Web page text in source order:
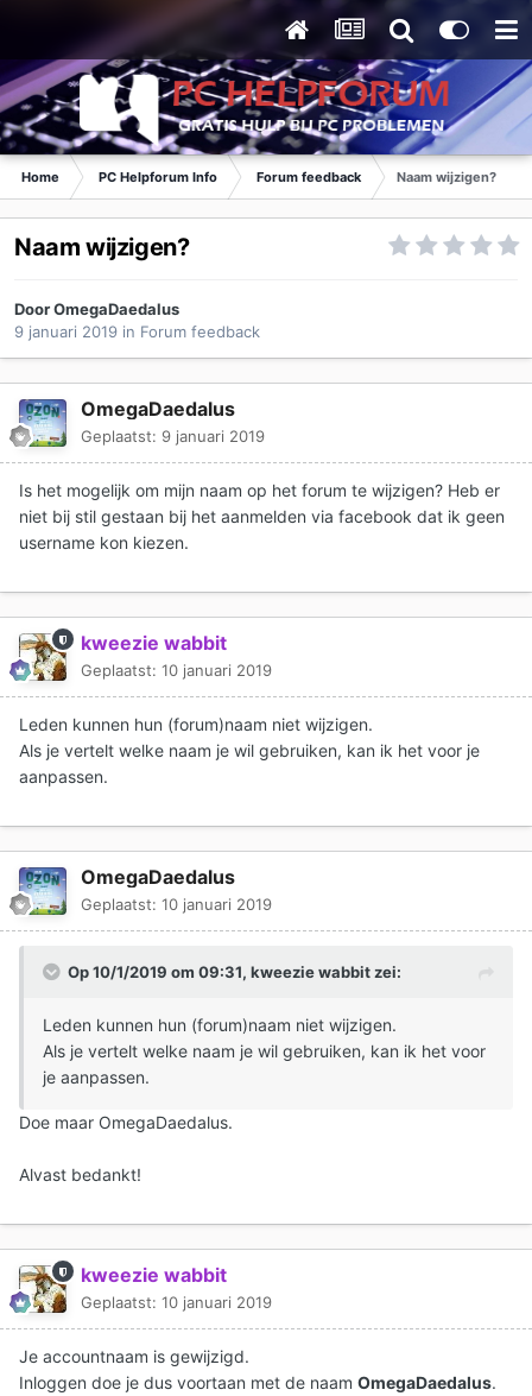
Home PC Helpforum Info Forum feedback Naam wijzigen?
Naam wijzigen?
DoorOmegaDaedalus
9 januari 2019 in Forum feedback
OmegaDaedalus
Geplaatst: 9 januari 2019
Is het mogelijk om mijn naam op het forum te wijzigen? Heb er
niet bij stil gestaan bij het aanmelden via facebook dat ik geen
username kon kiezen.
kweezie wabbit
Geplaatst: 10 januari 2019
Leden kunnen hun (forum)naam niet wijzigen.
Als je vertelt welke naam je wil gebruiken, kan ik het voor je
aanpassen.
OmegaDaedalus
Geplaatst: 10 januari 2019
Op 10/1/2019 om 09:31, kweezie wabbitzei:
Leden kunnen hun (forum)naam niet wijzigen.
Als je vertelt welke naam je wil gebruiken, kan ik het voor
je aanpassen.
Doe maar OmegaDaedalus.
Alvast bedankt!
kweezie wabbit
Geplaatst: 10 januari 2019
Je accountnaam is gewijzigd.
Inloggen doe je dus voortaan met de naam OmegaDaedalus.